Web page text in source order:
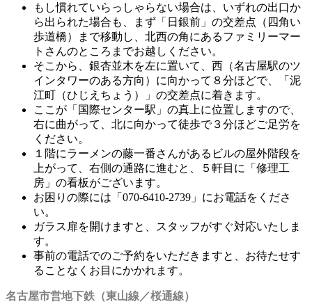
もし慣れていらっしゃらない場合は、いずれの出口か
ら出られた場合も、まず「日銀前」の交差点（四角い
歩道橋）まで移動し、北西の角にあるファミリーマー
トさんのところまでお越しください。
そこから、銀杏並木を左に置いて、西（名古屋駅のツ
インタワーのある方向）に向かって８分ほどで、「泥
江町（ひじえちょう）」の交差点に着きます。
ここが「国際センター駅」の真上に位置しますので、
右に曲がって、北に向かって徒歩で３分ほどご足労を
ください。
１階にラーメンの藤一番さんがあるビルの屋外階段を
上がって、右側の通路に進むと、５軒目に「修理工
房」の看板がございます。
お困りの際には「070-6410-2739」にお電話をくださ
い。
ガラス扉を開けますと、スタッフがすぐ対応いたしま
す。
事前の電話でのご予約をいただきますと、お待たせす
ることなくお目にかかれます。
名古屋市営地下鉄（東山線／桜通線）